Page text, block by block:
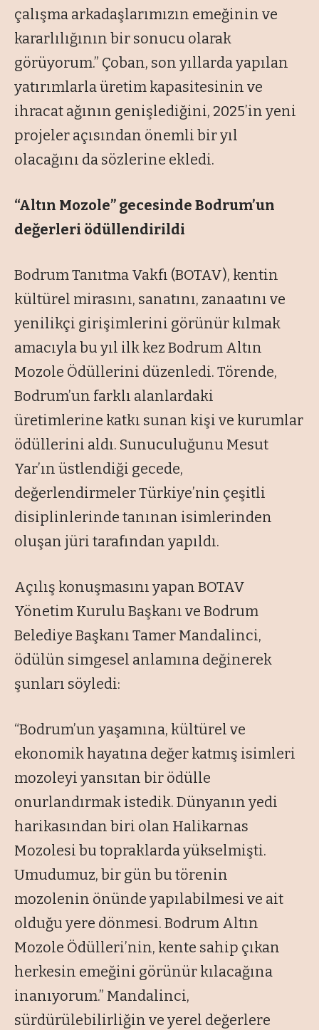
çalışma arkadaşlarımızın emeğinin ve
kararlılığının bir sonucu olarak
görüyorum.” Çoban, son yıllarda yapılan
yatırımlarla üretim kapasitesinin ve
ihracat ağının genişlediğini, 2025’in yeni
projeler açısından önemli bir yıl
olacağını da sözlerine ekledi.
“Altın Mozole” gecesinde Bodrum’un
değerleri ödüllendirildi
Bodrum Tanıtma Vakfı (BOTAV), kentin
kültürel mirasını, sanatını, zanaatını ve
yenilikçi girişimlerini görünür kılmak
amacıyla bu yıl ilk kez Bodrum Altın
Mozole Ödüllerini düzenledi. Törende,
Bodrum’un farklı alanlardaki
üretimlerine katkı sunan kişi ve kurumlar
ödüllerini aldı. Sunuculuğunu Mesut
Yar’ın üstlendiği gecede,
değerlendirmeler Türkiye’nin çeşitli
disiplinlerinde tanınan isimlerinden
oluşan jüri tarafından yapıldı.
Açılış konuşmasını yapan BOTAV
Yönetim Kurulu Başkanı ve Bodrum
Belediye Başkanı Tamer Mandalinci,
ödülün simgesel anlamına değinerek
şunları söyledi:
“Bodrum’un yaşamına, kültürel ve
ekonomik hayatına değer katmış isimleri
mozoleyi yansıtan bir ödülle
onurlandırmak istedik. Dünyanın yedi
harikasından biri olan Halikarnas
Mozolesi bu topraklarda yükselmişti.
Umudumuz, bir gün bu törenin
mozolenin önünde yapılabilmesi ve ait
olduğu yere dönmesi. Bodrum Altın
Mozole Ödülleri’nin, kente sahip çıkan
herkesin emeğini görünür kılacağına
inanıyorum.” Mandalinci,
sürdürülebilirliğin ve yerel değerlere